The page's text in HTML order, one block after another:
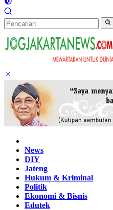
News
DIY
Jateng
Hukum & Kriminal
Politik
Ekonomi & Bisnis
Edutek